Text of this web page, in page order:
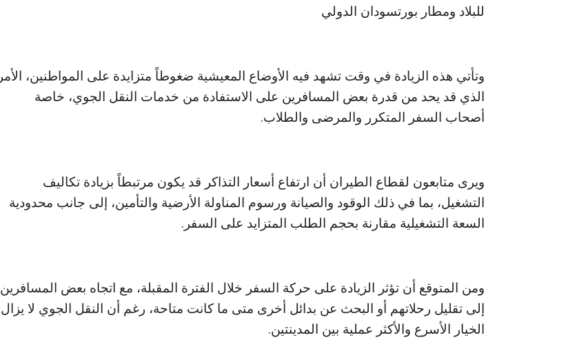
للبلاد ومطار بورتسودان الدولي
وتأتي هذه الزيادة في وقت تشهد فيه الأوضاع المعيشية ضغوطاً متزايدة على المواطنين، الأمر
الذي قد يحد من قدرة بعض المسافرين على الاستفادة من خدمات النقل الجوي، خاصة
أصحاب السفر المتكرر والمرضى والطلاب.
ويرى متابعون لقطاع الطيران أن ارتفاع أسعار التذاكر قد يكون مرتبطاً بزيادة تكاليف
التشغيل، بما في ذلك الوقود والصيانة ورسوم المناولة الأرضية والتأمين، إلى جانب محدودية
السعة التشغيلية مقارنة بحجم الطلب المتزايد على السفر.
ومن المتوقع أن تؤثر الزيادة على حركة السفر خلال الفترة المقبلة، مع اتجاه بعض المسافرين
إلى تقليل رحلاتهم أو البحث عن بدائل أخرى متى ما كانت متاحة، رغم أن النقل الجوي لا يزال
الخيار الأسرع والأكثر عملية بين المدينتين.